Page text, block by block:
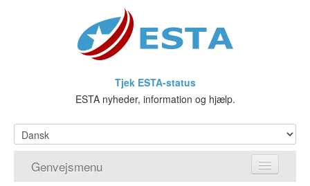
Tjek ESTA-status
ESTA nyheder, information og hjælp.
Genvejsmenu